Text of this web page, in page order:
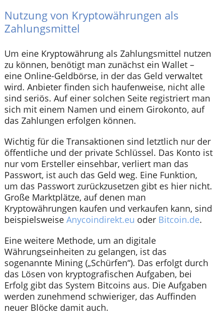
Nutzung von Kryptowährungen als
Zahlungsmittel
Um eine Kryptowährung als Zahlungsmittel nutzen
zu können, benötigt man zunächst ein Wallet –
eine Online-Geldbörse, in der das Geld verwaltet
wird. Anbieter finden sich haufenweise, nicht alle
sind seriös. Auf einer solchen Seite registriert man
sich mit einem Namen und einem Girokonto, auf
das Zahlungen erfolgen können.
Wichtig für die Transaktionen sind letztlich nur der
öffentliche und der private Schlüssel. Das Konto ist
nur vom Ersteller einsehbar, verliert man das
Passwort, ist auch das Geld weg. Eine Funktion,
um das Passwort zurückzusetzen gibt es hier nicht.
Große Marktplätze, auf denen man
Kryptowährungen kaufen und verkaufen kann, sind
beispielsweise Anycoindirekt.eu oder Bitcoin.de.
Eine weitere Methode, um an digitale
Währungseinheiten zu gelangen, ist das
sogenannte Mining („Schürfen“). Das erfolgt durch
das Lösen von kryptografischen Aufgaben, bei
Erfolg gibt das System Bitcoins aus. Die Aufgaben
werden zunehmend schwieriger, das Auffinden
neuer Blöcke damit auch.